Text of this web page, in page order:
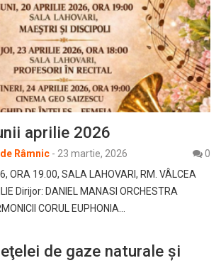
aprilie 2026
Râmnic - 23 martie, 2026
0
ORA 19.00, SALA LAHOVARI, RM. VÂLCEA
Dirijor: DANIEL MANASI ORCHESTRA
CORUL EUPHONIA…
de gaze naturale şi